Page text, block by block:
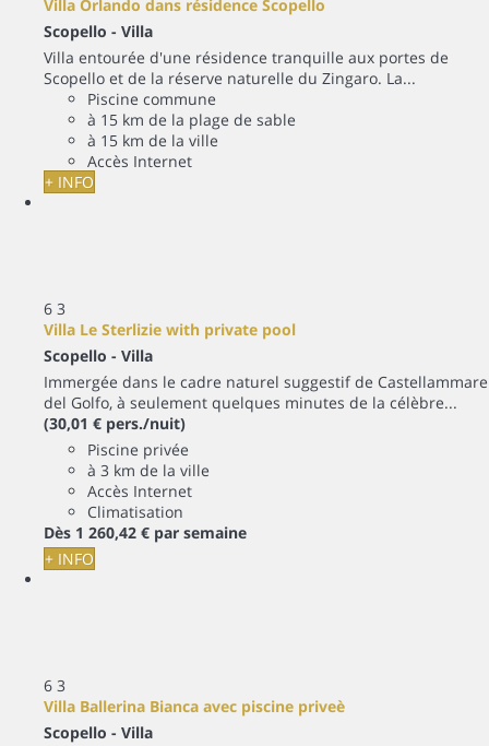
Villa Orlando dans résidence Scopello
Scopello - Villa
Villa entourée d'une résidence tranquille aux portes de
Scopello et de la réserve naturelle du Zingaro. La...
Piscine commune
à 15 km de la plage de sable
à 15 km de la ville
Accès Internet
+ INFO
6 3
Villa Le Sterlizie with private pool
Scopello - Villa
Immergée dans le cadre naturel suggestif de Castellammare
del Golfo, à seulement quelques minutes de la célèbre...
(30,01 € pers./nuit)
Piscine privée
à 3 km de la ville
Accès Internet
Climatisation
Dès 1 260,42 € par semaine
+ INFO
6 3
Villa Ballerina Bianca avec piscine priveè
Scopello - Villa